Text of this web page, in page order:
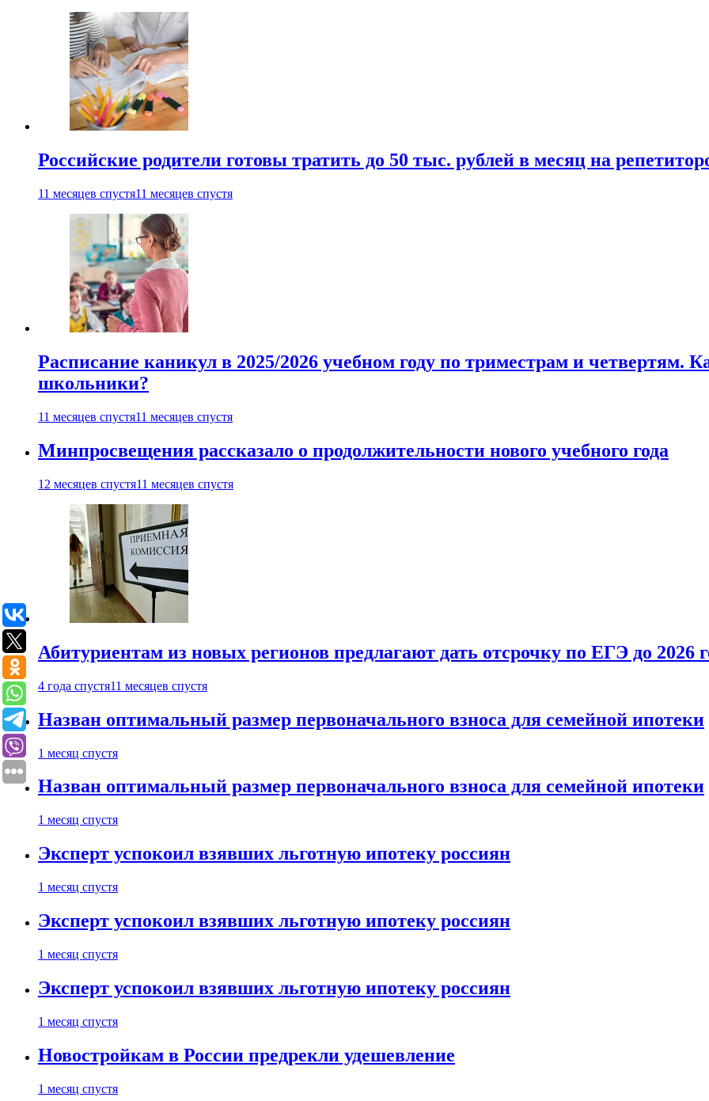
Российские родители готовы тратить до 50 тыс. рублей в месяц на
11 месяцев спустя11 месяцев спустя
Расписание каникул в 2025/2026 учебном году по триместрам и четвертям.
школьники?
11 месяцев спустя11 месяцев спустя
Минпросвещения рассказало о продолжительности нового учебного года
12 месяцев спустя11 месяцев спустя
Абитуриентам из новых регионов предлагают дать отсрочку по ЕГЭ до 2026
4 года спустя11 месяцев спустя
Назван оптимальный размер первоначального взноса для семейной ипотеки
1 месяц спустя
Назван оптимальный размер первоначального взноса для семейной ипотеки
1 месяц спустя
Эксперт успокоил взявших льготную ипотеку россиян
1 месяц спустя
Эксперт успокоил взявших льготную ипотеку россиян
1 месяц спустя
Эксперт успокоил взявших льготную ипотеку россиян
1 месяц спустя
Новостройкам в России предрекли удешевление
1 месяц спустя